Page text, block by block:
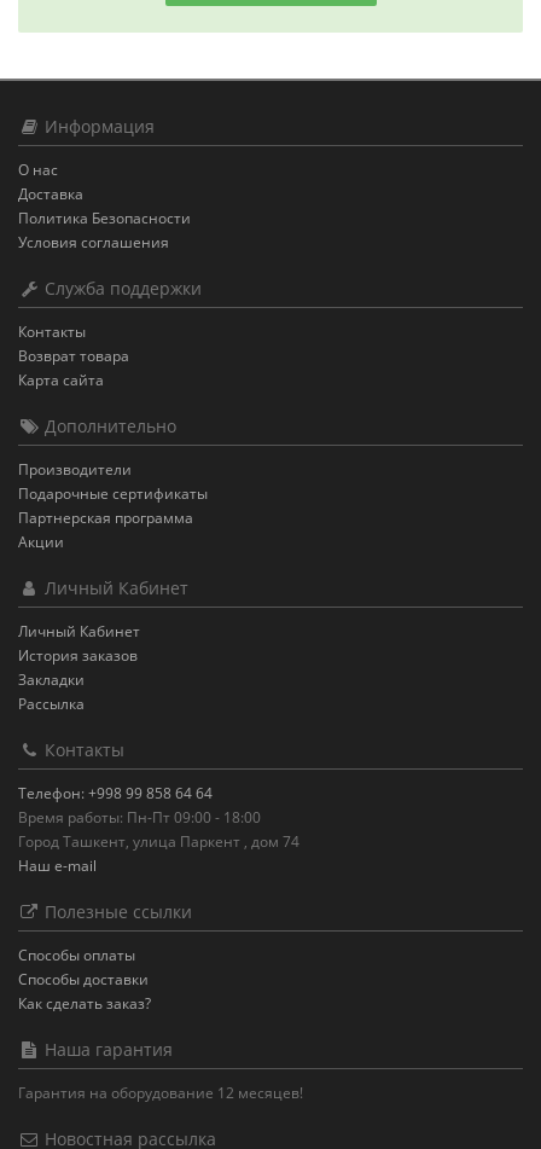
Информация
О нас
Доставка
Политика Безопасности
Условия соглашения
Служба поддержки
Контакты
Возврат товара
Карта сайта
Дополнительно
Производители
Подарочные сертификаты
Партнерская программа
Акции
Личный Кабинет
Личный Кабинет
История заказов
Закладки
Рассылка
Контакты
Телефон: +998 99 858 64 64
Время работы: Пн-Пт 09:00 - 18:00
Город Ташкент, улица Паркент , дом 74
Наш e-mail
Полезные ссылки
Способы оплаты
Способы доставки
Как сделать заказ?
Наша гарантия
Гарантия на оборудование 12 месяцев!
Новостная рассылка